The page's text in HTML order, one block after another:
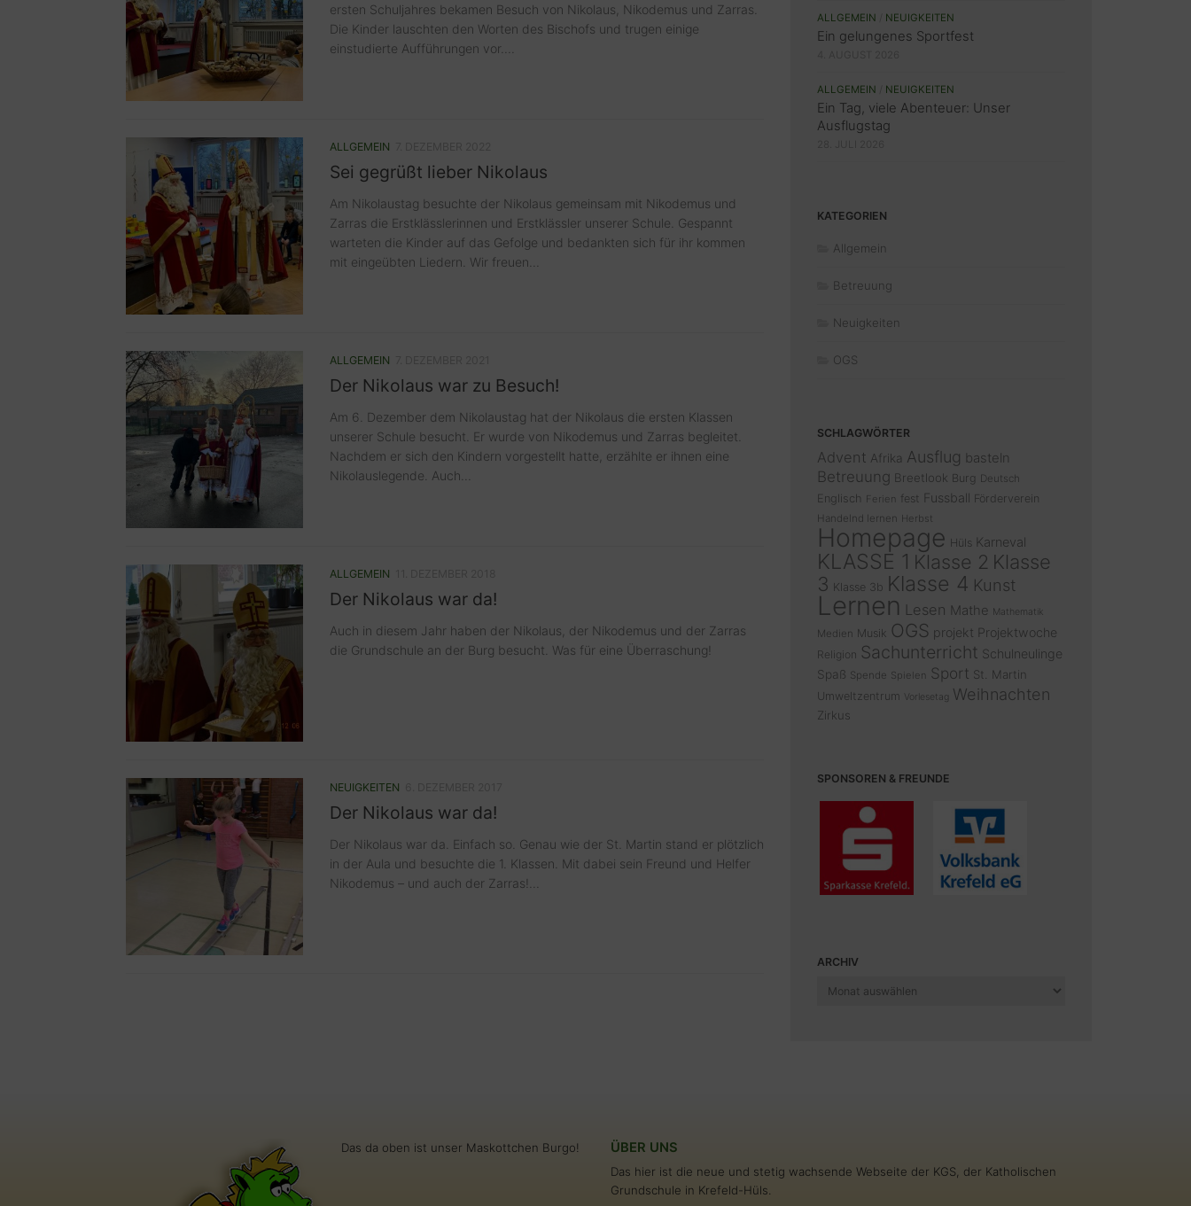
ersten Schuljahres bekamen Besuch von Nikolaus, Nikodemus und Zarras.
Die Kinder lauschten den Worten des Bischofs und trugen einige
einstudierte Aufführungen vor....
ALLGEMEIN
Sei gegrüßt lieber Nikolaus
Am Nikolaustag besuchte der Nikolaus gemeinsam mit Nikodemus und
Zarras die Erstklässlerinnen und Erstklässler unserer Schule. Gespannt
warteten die Kinder auf das Gefolge und bedankten sich für ihr kommen
mit eingeübten Liedern. Wir freuen...
ALLGEMEIN
Der Nikolaus war zu Besuch!
Am 6. Dezember dem Nikolaustag hat der Nikolaus die ersten Klassen
unserer Schule besucht. Er wurde von Nikodemus und Zarras begleitet.
Nachdem er sich den Kindern vorgestellt hatte, erzählte er ihnen eine
Nikolauslegende. Auch...
ALLGEMEIN
Der Nikolaus war da!
Auch in diesem Jahr haben der Nikolaus, der Nikodemus und der Zarras
die Grundschule an der Burg besucht. Was für eine Überraschung!
NEUIGKEITEN
Der Nikolaus war da!
Der Nikolaus war da. Einfach so. Genau wie der St. Martin stand er plötzlich
in der Aula und besuchte die 1. Klassen. Mit dabei sein Freund und Helfer
Nikodemus – und auch der Zarras!...
ALLGEMEIN NEUIGKEITEN
Ein gelungenes Sportfest
ALLGEMEIN NEUIGKEITEN
Ein Tag, viele Abenteuer: Unser
Ausflugstag
KATEGORIEN
Allgemein
Betreuung
Neuigkeiten
OGS
SCHLAGWÖRTER
Advent Afrika Ausflug basteln
Betreuung Breetlook Burg Deutsch
Englisch Ferien fest Fussball Förderverein
Handelnd lernen Herbst
Homepage Hüls Karneval
KLASSE 1 Klasse 2 Klasse
3 Klasse 3b Klasse 4 Kunst
Lernen Lesen Mathe Mathematik
Medien Musik OGS projekt Projektwoche
Religion Sachunterricht Schulneulinge
Spaß Spende Spielen Sport St. Martin
Umweltzentrum Vorlesetag Weihnachten
Zirkus
SPONSOREN & FREUNDE
ARCHIV
Archiv
Das da oben ist unser Maskottchen Burgo! ÜBER UNS
Das hier ist die neue und stetig wachsende Webseite der KGS, der Katholischen
Grundschule in Krefeld-Hüls.